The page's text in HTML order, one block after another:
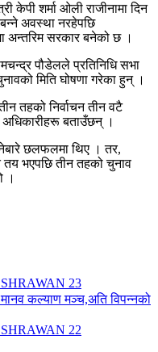
केपी शर्मा ओली राजीनामा दिन
अवस्था नरहेपछि
अन्तरिम सरकार बनेको छ ।
पौडेलले प्रतिनिधि सभा
मिति घोषणा गरेका हुन् ।
तहको निर्वाचन तीन वटै
अधिकारीहरू बताउँछन् ।
छलफलमा थिए । तर,
तय भएपछि तीन तहको चुनाव
।
23
कल्याण मञ्च,अति विपन्नको
22